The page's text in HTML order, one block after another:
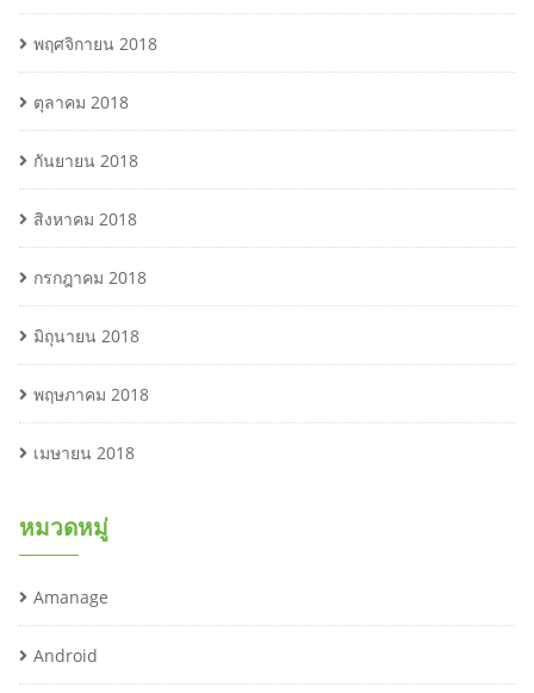
พฤศจิกายน 2018
ตุลาคม 2018
กันยายน 2018
สิงหาคม 2018
กรกฎาคม 2018
มิถุนายน 2018
พฤษภาคม 2018
เมษายน 2018
หมวดหมู่
Amanage
Android